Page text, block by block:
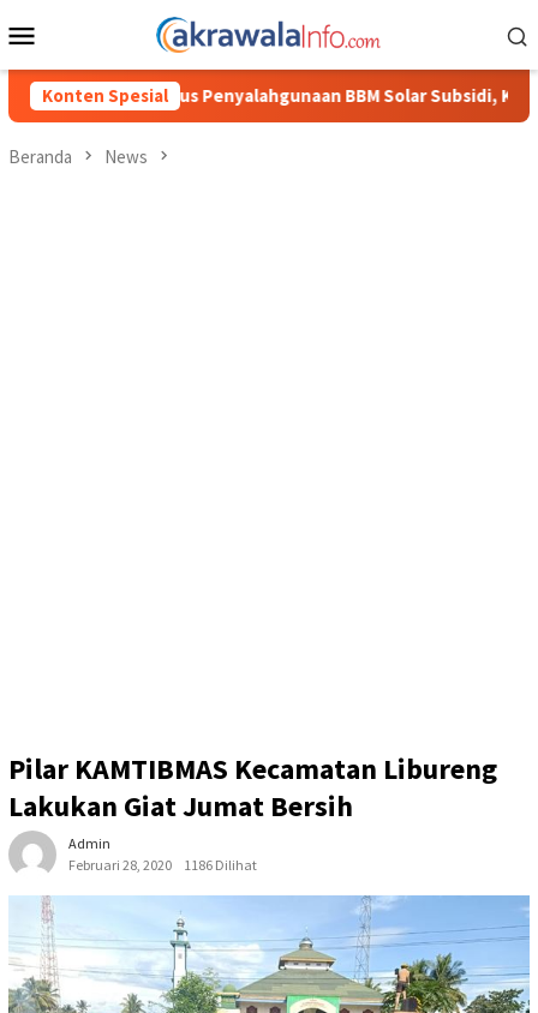
ke
Mobile
Konten Spesial
BBM Solar Subsidi, Kasat Reskrim Polres Toraja Utara:
Beranda News
Pilar KAMTIBMAS Kecamatan Libureng
Lakukan Giat Jumat Bersih
Admin
Februari 28, 2020
1186 Dilihat